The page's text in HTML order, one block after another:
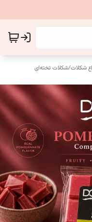
شکلات/شکلات تخته‌ای